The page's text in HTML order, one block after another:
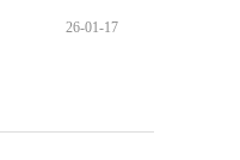
26-01-17